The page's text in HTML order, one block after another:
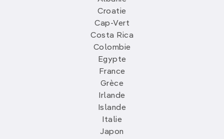
Croatie
Cap-Vert
Costa Rica
Colombie
Egypte
France
Grèce
Irlande
Islande
Italie
Japon